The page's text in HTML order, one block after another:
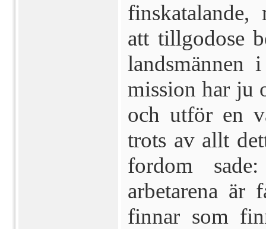
finskatalande,
att tillgodose
landsmännen
mission har ju
och utför en
trots av allt
fordom
arbetarena är
finnar som